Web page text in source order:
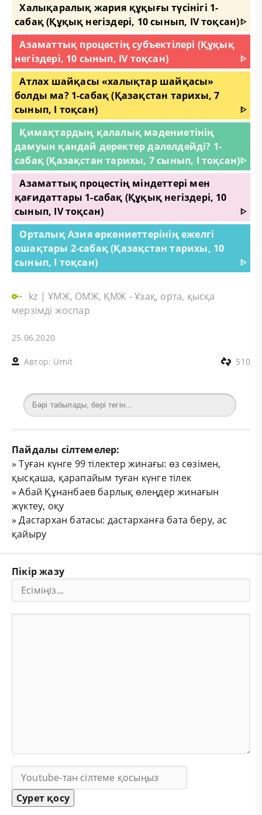
Халықаралық жария құқығы түсінігі 1-
сабақ (Құқық негіздері, 10 сынып, IV тоқсан)ᐈ
Азаматтық процестің субъектілері (Құқық
негіздері, 10 сынып, IV тоқсан)
ᐈ
Атлах шайқасы «халықтар шайқасы»
болды ма? 1-сабақ (Қазақстан тарихы, 7
сынып, І тоқсан)
ᐈ
Қимақтардың қалалық мәдениетінің
дамуын қандай деректер дәлелдейді? 1-
сабақ (Қазақстан тарихы, 7 сынып, І тоқсан)ᐈ
Азаматтық процестің міндеттері мен
қағидаттары 1-сабақ (Құқық негіздері, 10
сынып, IV тоқсан)
ᐈ
Орталық Азия өркениеттерінің ежелгі
ошақтары 2-сабақ (Қазақстан тарихы, 10
сынып, І тоқсан)
ᐈ
kz |ҰМЖ, ОМЖ, ҚМЖ - Ұзақ, орта, қысқа
мерзімді жоспар
25.06.2020
Автор: Umit 510
Пайдалы сілтемелер:
»Туған күнге 99 тілектер жинағы: өз сөзімен,
қысқаша, қарапайым туған күнге тілек
»Абай Құнанбаев барлық өлеңдер жинағын
жүктеу, оқу
»Дастархан батасы: дастарханға бата беру, ас
қайыру
Пікір жазу
Сурет қосу